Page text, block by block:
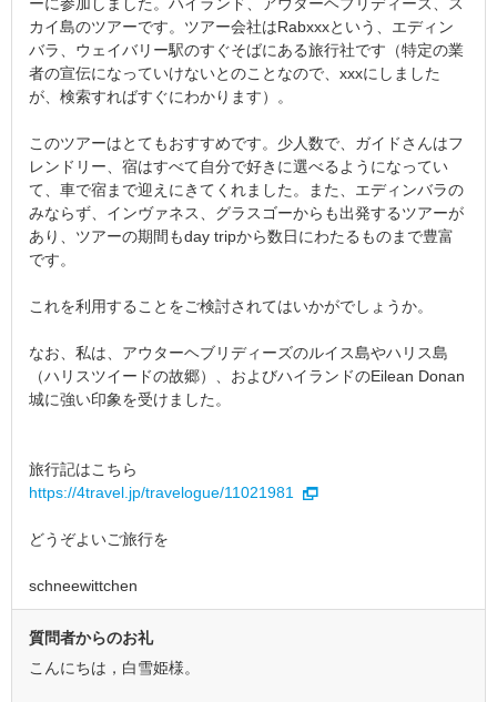
カイ島のツアーです。ツアー会社はRabxxxという、エディン
バラ、ウェイバリー駅のすぐそばにある旅行社です（特定の業
者の宣伝になっていけないとのことなので、xxxにしました
が、検索すればすぐにわかります）。
このツアーはとてもおすすめです。少人数で、ガイドさんはフ
レンドリー、宿はすべて自分で好きに選べるようになってい
て、車で宿まで迎えにきてくれました。また、エディンバラの
みならず、インヴァネス、グラスゴーからも出発するツアーが
あり、ツアーの期間もday tripから数日にわたるものまで豊富
です。
これを利用することをご検討されてはいかがでしょうか。
なお、私は、アウターヘブリディーズのルイス島やハリス島
（ハリスツイードの故郷）、およびハイランドのEilean Donan
城に強い印象を受けました。
旅行記はこちら
https://4travel.jp/travelogue/11021981
どうぞよいご旅行を
schneewittchen
質問者からのお礼
こんにちは，白雪姫様。